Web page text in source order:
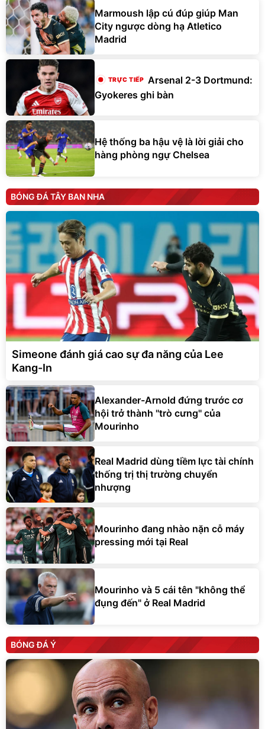
Marmoush lập cú đúp giúp Man
City ngược dòng hạ Atletico
Madrid
Arsenal 2-3 Dortmund:
Gyokeres ghi bàn
Hệ thống ba hậu vệ là lời giải cho
hàng phòng ngự Chelsea
BÓNG ĐÁ TÂY BAN NHA
Simeone đánh giá cao sự đa năng của Lee
Kang-In
Alexander-Arnold đứng trước cơ
hội trở thành ''trò cưng'' của
Mourinho
Real Madrid dùng tiềm lực tài chính
thống trị thị trường chuyển
nhượng
Mourinho đang nhào nặn cỗ máy
pressing mới tại Real
Mourinho và 5 cái tên "không thể
đụng đến" ở Real Madrid
BÓNG ĐÁ Ý